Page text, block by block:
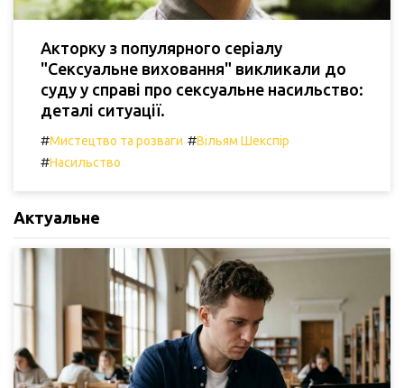
Акторку з популярного серіалу
"Сексуальне виховання" викликали до
суду у справі про сексуальне насильство:
деталі ситуації.
#Мистецтво та розваги #Вільям Шекспір
#Насильство
Актуальне